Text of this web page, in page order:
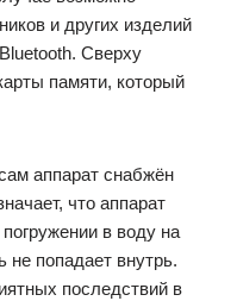
и других изделий
Сверху
памяти, который
аппарат снабжён
что аппарат
в воду на
не попадает внутрь.
последствий в